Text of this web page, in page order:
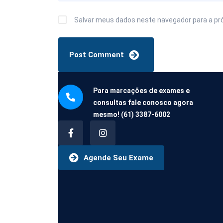
Salvar meus dados neste navegador para a
Para marcações de exames e
consultas fale conosco agora
mesmo! (61) 3387-6002
Agende Seu Exame